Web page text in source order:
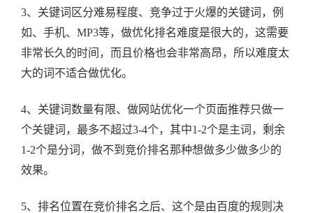
3、关键词区分难易程度、竞争过于火爆的关键词，例
如、手机、MP3等，做优化排名难度是很大的，这需要
非常长久的时间，而且价格也会非常高昂，所以难度太
大的词不适合做优化。
4、关键词数量有限、做网站优化一个页面推荐只做一
个关键词，最多不超过3-4个，其中1-2个是主词，剩余
1-2个是分词，做不到竞价排名那种想做多少做多少的
效果。
5、排名位置在竞价排名之后、这个是由百度的规则决